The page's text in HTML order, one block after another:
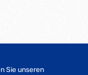
Sie unseren